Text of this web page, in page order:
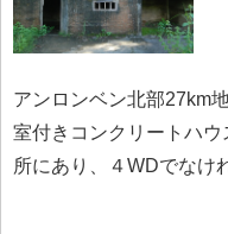
アンロンベン北部27km
室付きコンクリートハ
所にあり、４WDでなけ